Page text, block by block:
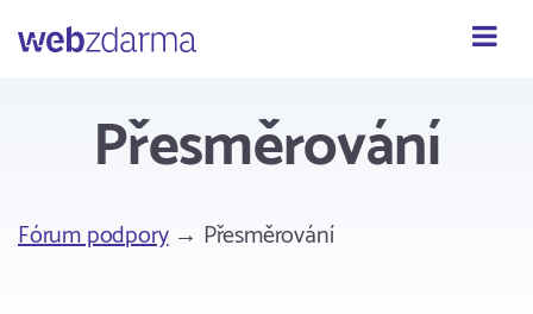
Webzdarma
Přesměrování
Fórum podpory→ Přesměrování